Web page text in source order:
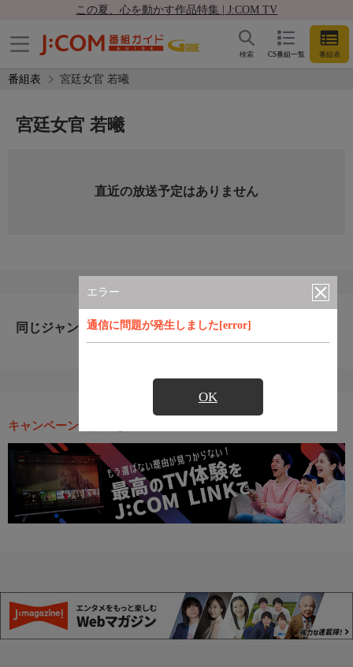
この夏、心を動かす作品特集 | J:COM TV
CS番組一覧 番組表
検索
番組表 宮廷女官 若曦
エラー
通信に問題が発生しました[error]
OK
宮廷女官 若曦
直近の放送予定はありません
同じジャンルのおすすめ番組
キャンペーン・お得な情報